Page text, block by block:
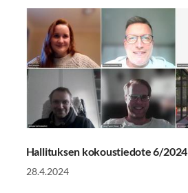
Hallituksen kokoustiedote 6/2024
28.4.2024